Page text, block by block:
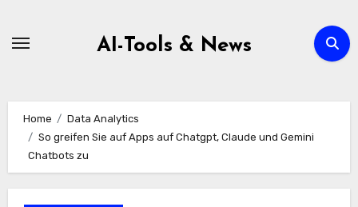
AI-Tools & News
Home
Data Analytics
So greifen Sie auf Apps auf Chatgpt, Claude und Gemini
Chatbots zu